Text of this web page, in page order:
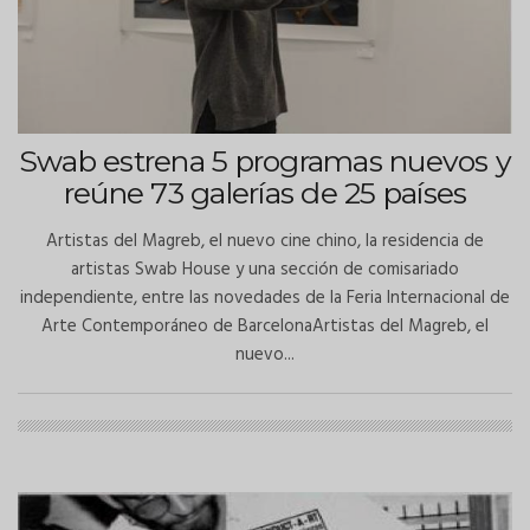
Swab estrena 5 programas nuevos y
reúne 73 galerías de 25 países
Artistas del Magreb, el nuevo cine chino, la residencia de
artistas Swab House y una sección de comisariado
independiente, entre las novedades de la Feria Internacional de
Arte Contemporáneo de BarcelonaArtistas del Magreb, el
nuevo...